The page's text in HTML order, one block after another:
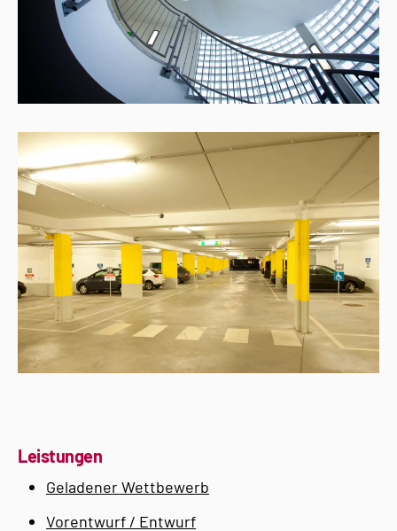
Leistungen
Geladener Wettbewerb
Vorentwurf / Entwurf